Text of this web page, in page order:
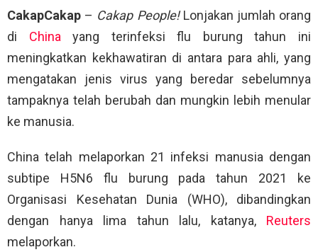
CakapCakap – Cakap People!Lonjakan jumlah orang
di Chinayang terinfeksi flu burung tahun ini
meningkatkan kekhawatiran di antara para ahli, yang
mengatakan jenis virus yang beredar sebelumnya
tampaknya telah berubah dan mungkin lebih menular
ke manusia.
China telah melaporkan 21 infeksi manusia dengan
subtipe H5N6 flu burung pada tahun 2021 ke
Organisasi Kesehatan Dunia (WHO), dibandingkan
dengan hanya lima tahun lalu, katanya, Reuters
melaporkan.